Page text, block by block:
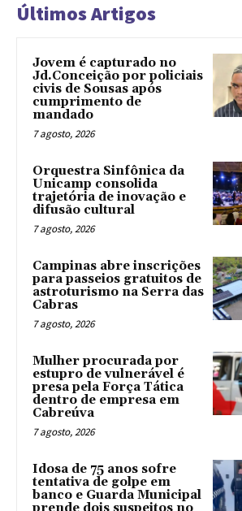
Últimos Artigos
Jovem é capturado no
Jd.Conceição por policiais
civis de Sousas após
cumprimento de
mandado
7 agosto, 2026
Orquestra Sinfônica da
Unicamp consolida
trajetória de inovação e
difusão cultural
7 agosto, 2026
Campinas abre inscrições
para passeios gratuitos de
astroturismo na Serra das
Cabras
7 agosto, 2026
Mulher procurada por
estupro de vulnerável é
presa pela Força Tática
dentro de empresa em
Cabreúva
7 agosto, 2026
Idosa de 75 anos sofre
tentativa de golpe em
banco e Guarda Municipal